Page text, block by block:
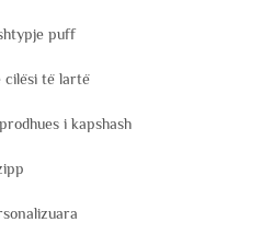
puff
cilësi të lartë
prodhues i kapshash